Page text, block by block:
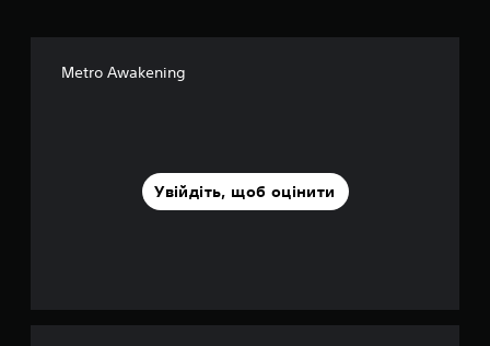
Metro Awakening
Увійдіть, щоб оцінити